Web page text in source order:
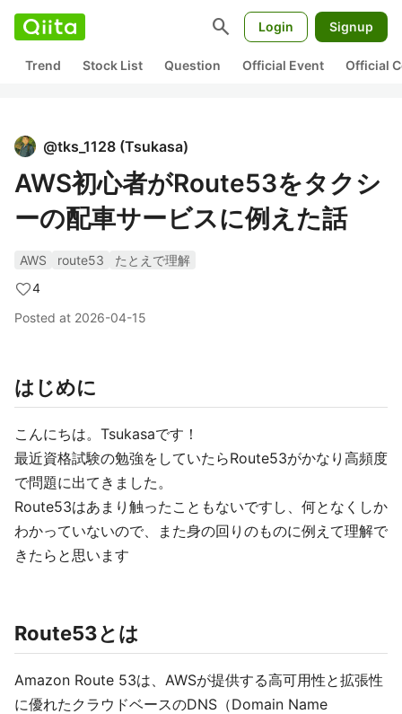
search Login Signup
Trend Stock List Question Official Event Official
@tks_1128 (Tsukasa)
AWS初心者がRoute53をタクシ
ーの配車サービスに例えた話
AWS route53
たとえで理解
4
Posted at 2026-04-15
はじめに
こんにちは。Tsukasaです！
最近資格試験の勉強をしていたらRoute53がかなり高頻度
で問題に出てきました。
Route53はあまり触ったこともないですし、何となくしか
わかっていないので、また身の回りのものに例えて理解で
きたらと思います
Route53とは
Amazon Route 53は、AWSが提供する高可用性と拡張性
に優れたクラウドベースのDNS（Domain Name